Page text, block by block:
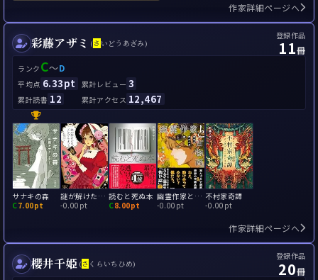
作家詳細ページへ
彩藤アザミ (さ いどうあざみ)
登録作品
11冊
ランク C～D
平均点 6.33pt 累計レビュー 3
累計読書 12 累計アクセス 12,467
サナキの森
C7.00pt
謎が解けたら、ごきげんよう
-0.00pt
読むと死ぬ本
C8.00pt
幽霊作家と古物商 黄昏に浮かんだ謎
-0.00pt
不村家奇譚
-0.00pt
作家詳細ページへ
櫻井千姫 (さ くらいちひめ)
登録作品
20冊